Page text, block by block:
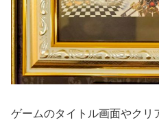
ゲームのタイトル画面やクリ